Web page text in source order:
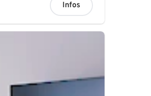
Infos